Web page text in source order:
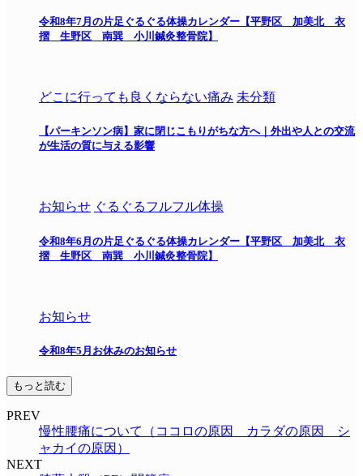
令和8年7月の片足ぐるぐる体操カレンダー【平野区 加美北 衣
摺 生野区 南巽 小川鍼灸整骨院】
どこに行っても良くならない痛み 未分類
【パーキンソン病】家に閉じこもりがちな方へ｜外出や人との交流
が生活の質に与える影響
お知らせ ぐるぐるフルフル体操
令和8年6月の片足ぐるぐる体操カレンダー【平野区 加美北 衣
摺 生野区 南巽 小川鍼灸整骨院】
お知らせ
令和8年5月お休みのお知らせ
もっと読む
PREV
慢性腰痛について（ココロの原因 カラダの原因 シ
ャカイの原因）
NEXT